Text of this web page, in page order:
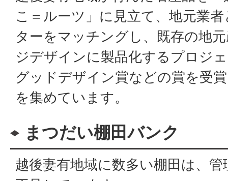
こ＝ルーツ」に見立て、地元業
ターをマッチングし、既存の地
ジデザインに製品化するプロジ
グッドデザイン賞などの賞を受
を集めています。
まつだい棚田バンク
越後妻有地域に数多い棚田は、